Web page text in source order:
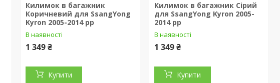
Килимок в багажник
Коричневий для SsangYong
Kyron 2005-2014 рр
В наявності
1 349 ₴
Купити
Килимок в багажник Сірий
для SsangYong Kyron 2005-
2014 рр
В наявності
1 349 ₴
Купити